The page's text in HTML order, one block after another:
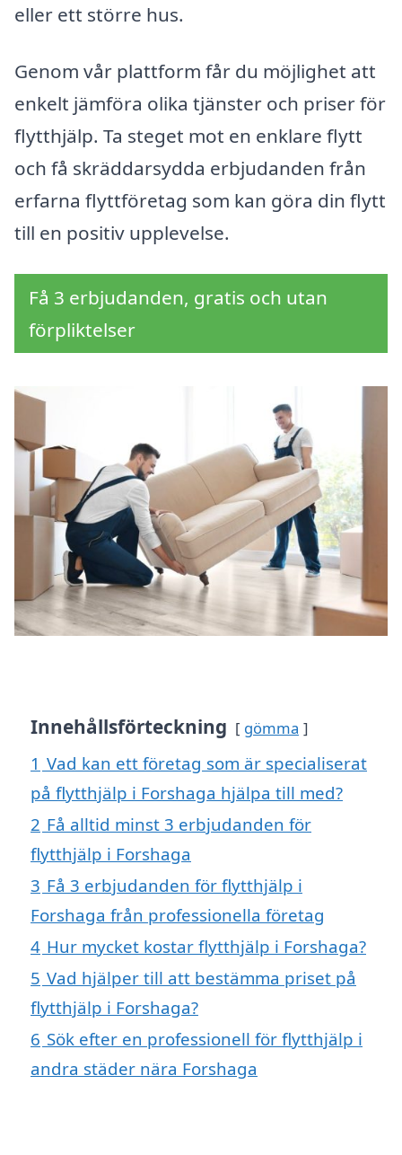
eller ett större hus.
Genom vår plattform får du möjlighet att
enkelt jämföra olika tjänster och priser för
flytthjälp. Ta steget mot en enklare flytt
och få skräddarsydda erbjudanden från
erfarna flyttföretag som kan göra din flytt
till en positiv upplevelse.
Få 3 erbjudanden, gratis och utan
förpliktelser
Innehållsförteckning gömma
1 Vad kan ett företag som är specialiserat
på flytthjälp i Forshaga hjälpa till med?
2 Få alltid minst 3 erbjudanden för
flytthjälp i Forshaga
3 Få 3 erbjudanden för flytthjälp i
Forshaga från professionella företag
4 Hur mycket kostar flytthjälp i Forshaga?
5 Vad hjälper till att bestämma priset på
flytthjälp i Forshaga?
6 Sök efter en professionell för flytthjälp i
andra städer nära Forshaga